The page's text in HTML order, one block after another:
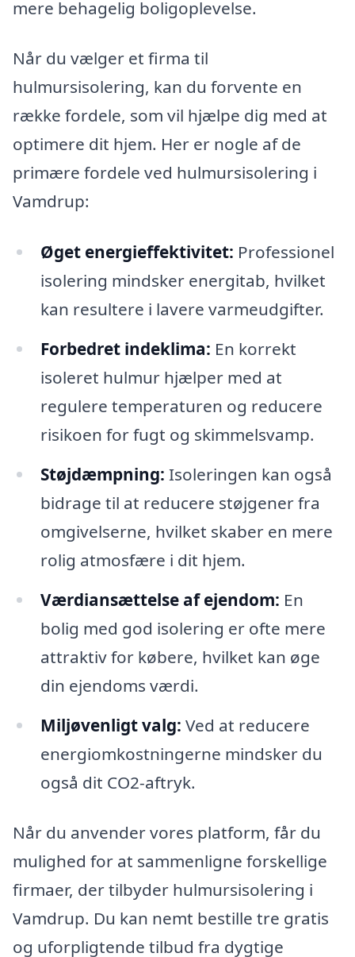
mere behagelig boligoplevelse.
Når du vælger et firma til
hulmursisolering, kan du forvente en
række fordele, som vil hjælpe dig med at
optimere dit hjem. Her er nogle af de
primære fordele ved hulmursisolering i
Vamdrup:
Øget energieffektivitet: Professionel
isolering mindsker energitab, hvilket
kan resultere i lavere varmeudgifter.
Forbedret indeklima: En korrekt
isoleret hulmur hjælper med at
regulere temperaturen og reducere
risikoen for fugt og skimmelsvamp.
Støjdæmpning: Isoleringen kan også
bidrage til at reducere støjgener fra
omgivelserne, hvilket skaber en mere
rolig atmosfære i dit hjem.
Værdiansættelse af ejendom: En
bolig med god isolering er ofte mere
attraktiv for købere, hvilket kan øge
din ejendoms værdi.
Miljøvenligt valg: Ved at reducere
energiomkostningerne mindsker du
også dit CO2-aftryk.
Når du anvender vores platform, får du
mulighed for at sammenligne forskellige
firmaer, der tilbyder hulmursisolering i
Vamdrup. Du kan nemt bestille tre gratis
og uforpligtende tilbud fra dygtige